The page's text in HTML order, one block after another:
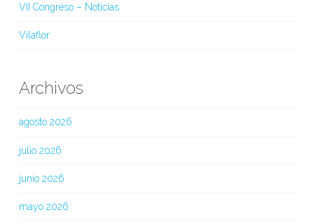
VII Congreso – Noticias
Vilaflor
Archivos
agosto 2026
julio 2026
junio 2026
mayo 2026